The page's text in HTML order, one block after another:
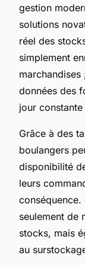
gestion
solutions
réel des
simplement
données des
jour
Grâce à des
boulangers
disponibilité
leurs
seulement de
stocks, mais
au